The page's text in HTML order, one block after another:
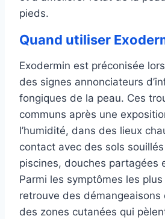
pieds.
Quand utiliser
Exodermin est préconisée
des signes annonciateurs
fongiques de la peau. Ces
communs après une
l’humidité, dans des lieux
contact avec des sols
piscines, douches partagées
Parmi les symptômes les
retrouve des démangeaisons
des zones cutanées qui